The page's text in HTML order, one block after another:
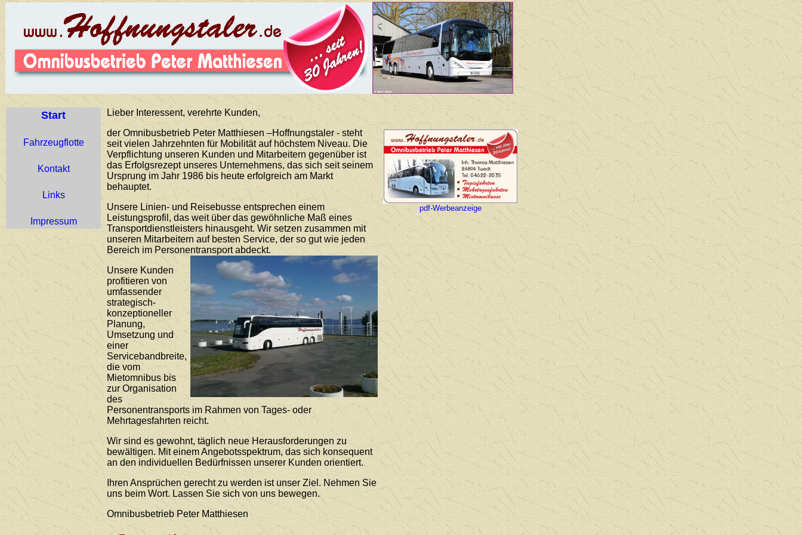
Start
Fahrzeugflotte
Kontakt
Links
Impressum
Lieber Interessent, verehrte Kunden,
der Omnibusbetrieb Peter Matthiesen –Hoffnungstaler - steht
seit vielen Jahrzehnten für Mobilität auf höchstem Niveau. Die
Verpflichtung unseren Kunden und Mitarbeitern gegenüber ist
das Erfolgsrezept unseres Unternehmens, das sich seit seinem
Ursprung im Jahr 1986 bis heute erfolgreich am Markt
behauptet.
Unsere Linien- und Reisebusse entsprechen einem
Leistungsprofil, das weit über das gewöhnliche Maß eines
Transportdienstleisters hinausgeht. Wir setzen zusammen mit
unseren Mitarbeitern auf besten Service, der so gut wie jeden
Bereich im Personentransport abdeckt.
Unsere Kunden
profitieren von
umfassender
strategisch-
konzeptioneller
Planung,
Umsetzung und
einer
Servicebandbreite,
die vom
Mietomnibus bis
zur Organisation
des
Personentransports im Rahmen von Tages- oder
Mehrtagesfahrten reicht.
Wir sind es gewohnt, täglich neue Herausforderungen zu
bewältigen. Mit einem Angebotsspektrum, das sich konsequent
an den individuellen Bedürfnissen unserer Kunden orientiert.
Ihren Ansprüchen gerecht zu werden ist unser Ziel. Nehmen Sie
uns beim Wort. Lassen Sie sich von uns bewegen.
Omnibusbetrieb Peter Matthiesen
pdf-Werbeanzeige